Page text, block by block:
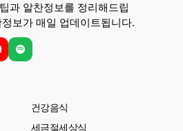
과 알찬정보를 정리해드립
보가 매일 업데이트됩니다.
건강음식
세금절세상식